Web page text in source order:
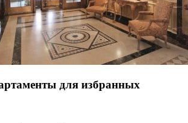
для избранных